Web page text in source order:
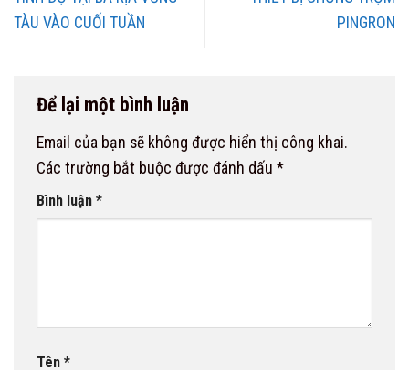
TÀU VÀO CUỐI TUẦN
PINGRON
Để lại một bình luận
Email của bạn sẽ không được hiển thị công khai.
Các trường bắt buộc được đánh dấu *
Bình luận *
Tên *